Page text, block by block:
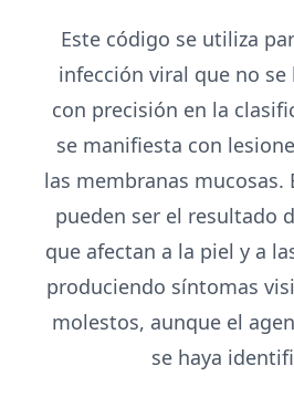
Este código se utiliza
infección viral que no se
con precisión en la
se manifiesta con
las membranas mucosas.
pueden ser el resultado
que afectan a la piel y a
produciendo síntomas
molestos, aunque el
se haya